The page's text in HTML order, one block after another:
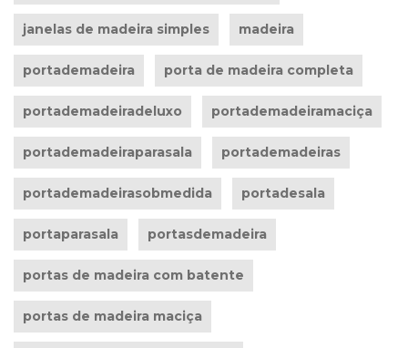
janelas de madeira simples madeira
portademadeira porta de madeira completa
portademadeiradeluxo portademadeiramaciça
portademadeiraparasala portademadeiras
portademadeirasobmedida portadesala
portaparasala portasdemadeira
portas de madeira com batente
portas de madeira maciça